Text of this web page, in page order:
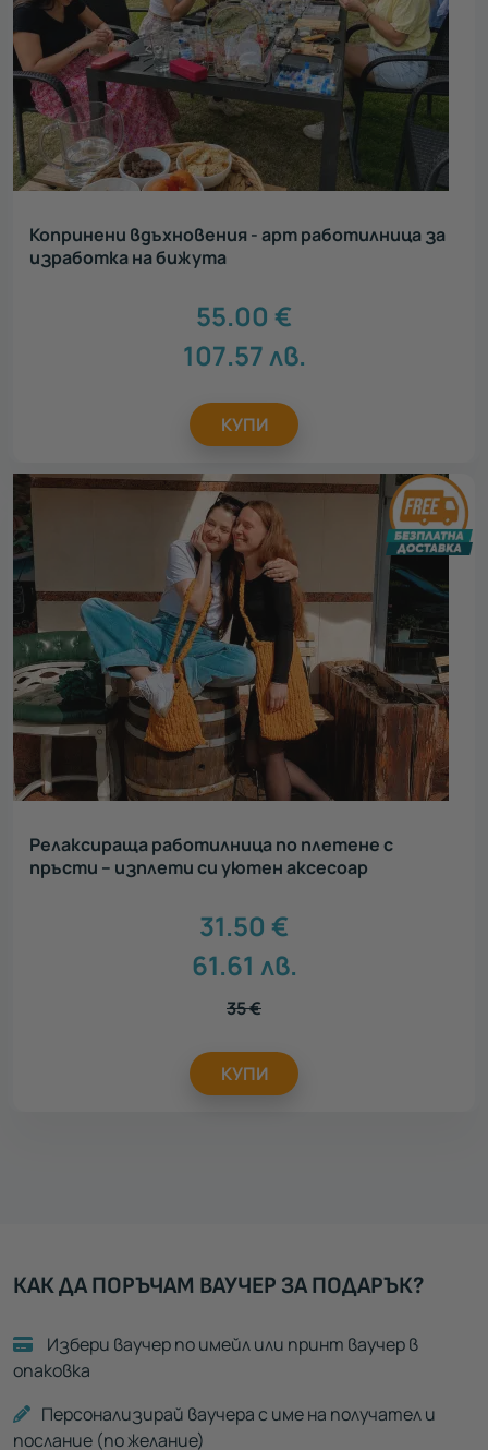
Копринени вдъхновения - арт работилница за
изработка на бижута
55.00 €
107.57лв.
КУПИ
Релаксираща работилница по плетене с
пръсти – изплети си уютен аксесоар
31.50 €
61.61 лв.
35€
КУПИ
КАК ДА ПОРЪЧАМ ВАУЧЕР ЗА ПОДАРЪК?
Избери ваучер по имейл или принт ваучер в
опаковка
Персонализирай ваучера с име на получател и
послание (по желание)